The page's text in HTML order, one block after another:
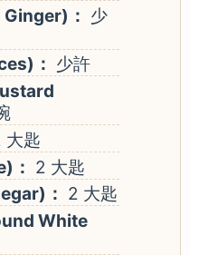
： 少
： 少許
大匙
： 2 大匙
： 2 大匙
White